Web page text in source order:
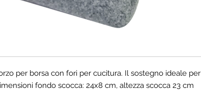
per borsa con fori per cucitura. Il sostegno ideale per
fondo scocca: 24x8 cm, altezza scocca 23 cm